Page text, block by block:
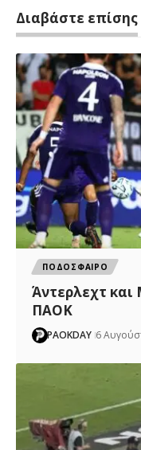
Διαβάστε επίσης
ΠΟΔΟΣΦΑΙΡΟ
Άντερλεχτ και
ΠΑΟΚ
PAOKDAY 6